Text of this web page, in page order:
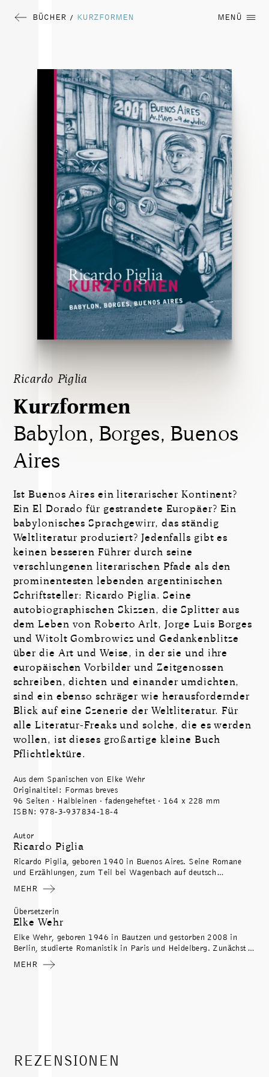
BÜCHER / KURZFORMEN MENÜ
Ricardo Piglia
Kurzformen
Babylon, Borges, Buenos
Aires
Ist Buenos Aires ein literarischer Kontinent?
Ein El Dorado für gestrandete Europäer? Ein
babylonisches Sprachgewirr, das ständig
Weltliteratur produziert? Jedenfalls gibt es
keinen besseren Führer durch seine
verschlungenen literarischen Pfade als den
prominentesten lebenden argentinischen
Schriftsteller: Ricardo Piglia. Seine
autobiographischen Skizzen, die Splitter aus
dem Leben von Roberto Arlt, Jorge Luis Borges
und Witolt Gombrowicz und Gedankenblitze
über die Art und Weise, in der sie und ihre
europäischen Vorbilder und Zeitgenossen
schreiben, dichten und einander umdichten,
sind ein ebenso schräger wie herausfordernder
Blick auf eine Szenerie der Weltliteratur. Für
alle Literatur-Freaks und solche, die es werden
wollen, ist dieses großartige kleine Buch
Pflichtlektüre.
Aus dem Spanischen von Elke Wehr
Originaltitel: Formas breves
96 Seiten · Halbleinen · fadengeheftet · 164 x 228 mm
ISBN: 978-3-937834-18-4
Autor
Ricardo Piglia
Ricardo Piglia, geboren 1940 in Buenos Aires. Seine Romane
und Erzählungen, zum Teil bei Wagenbach auf deutsch
erschienen, haben ihn zum bedeutendsten unter den
zeitgenössischen argentinischen Schriftstellern gemacht.
»Kurzformen« wurde 2001 mit dem Premio Bartolomé March a
la Crítica ausgezeichnet. Piglia starb 2017 in Buenos Aires.
MEHR
Übersetzerin
Elke Wehr
Elke Wehr, geboren 1946 in Bautzen und gestorben 2008 in
Berlin, studierte Romanistik in Paris und Heidelberg. Zunächst
konzentrierte sie sich auf Italienisch und Französisch, später
legte sie ihren Schwerpunkt auf das Spanische. Seit den 1970er
MEHR
REZENSIONEN